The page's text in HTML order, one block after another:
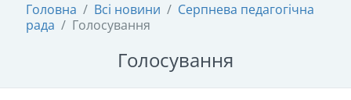
Головна / Всі новини / Серпнева педагогічна
рада / Голосування
Голосування